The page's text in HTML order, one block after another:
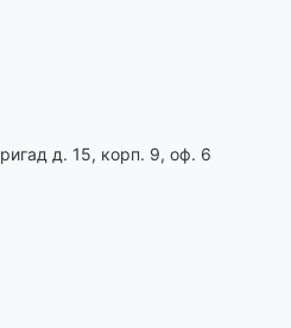
д. 15, корп. 9, оф. 6